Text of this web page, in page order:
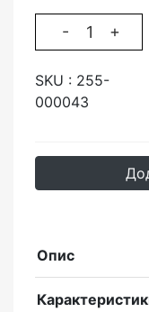
- +
SKU : 255-
000043
Опис